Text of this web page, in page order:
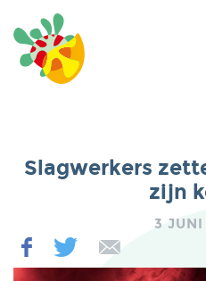
Slagwerkers
zijn
3